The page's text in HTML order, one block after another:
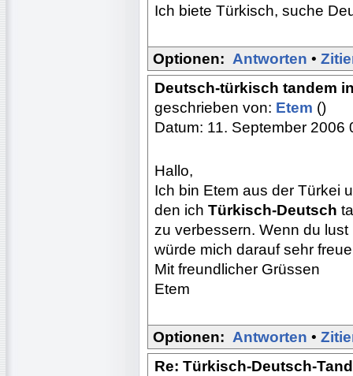
Ich biete Türkisch, suche
Optionen: Antworten •
Deutsch-türkisch tandem
geschrieben von: Etem ()
Datum: 11. September 2006
Hallo,
Ich bin Etem aus der Türkei
den ich Türkisch-Deutsch
zu verbessern. Wenn du
würde mich darauf sehr
Mit freundlicher Grüssen
Etem
Optionen: Antworten •
Re: Türkisch-Deutsch-